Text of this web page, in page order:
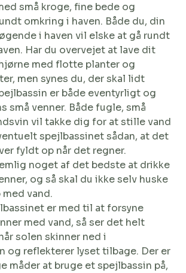
små kroge, fine bede og
omkring i haven. Både du, din
i haven vil elske at gå rundt
Har du overvejet at lave dit
med flotte planter og
men synes du, der skal lidt
er både eventyrligt og
små venner. Både fugle, små
vil takke dig for at stille vand
spejlbassinet sådan, at det
fyldt op når det regner.
noget af det bedste at drikke
og så skal du ikke selv huske
vand.
er med til at forsyne
med vand, så ser det helt
solen skinner ned i
og reflekterer lyset tilbage. Der er
måder at bruge et spejlbassin på,